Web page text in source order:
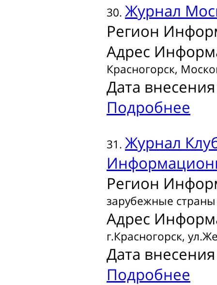
30. Журнал
Регион
Адрес
Красногорск,
Дата
Подробнее
31. Журнал
Регион
зарубежные страны
Адрес
г.Красногорск,
Дата
Подробнее